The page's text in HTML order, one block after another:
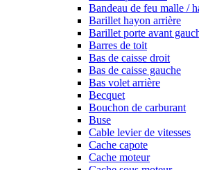
Bandeau de feu malle /
Barillet hayon arrière
Barillet porte avant
Barres de toit
Bas de caisse droit
Bas de caisse gauche
Bas volet arrière
Becquet
Bouchon de carburant
Buse
Cable levier de vitesses
Cache capote
Cache moteur